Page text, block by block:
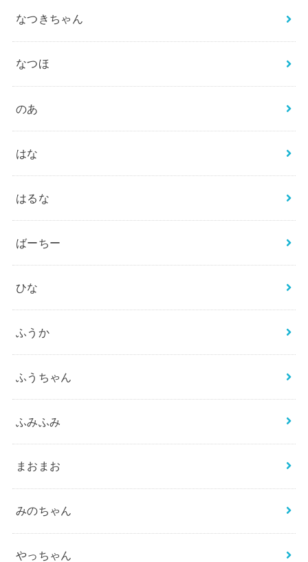
なつきちゃん
なつほ
のあ
はな
はるな
ばーちー
ひな
ふうか
ふうちゃん
ふみふみ
まおまお
みのちゃん
やっちゃん